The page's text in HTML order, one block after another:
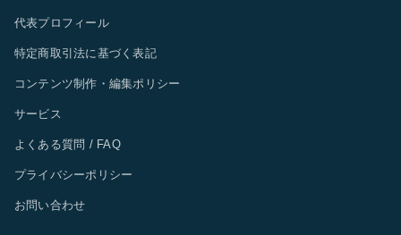
代表プロフィール
特定商取引法に基づく表記
コンテンツ制作・編集ポリシー
サービス
よくある質問 / FAQ
プライバシーポリシー
お問い合わせ